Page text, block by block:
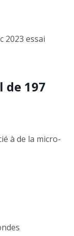
de 197
à de la micro-